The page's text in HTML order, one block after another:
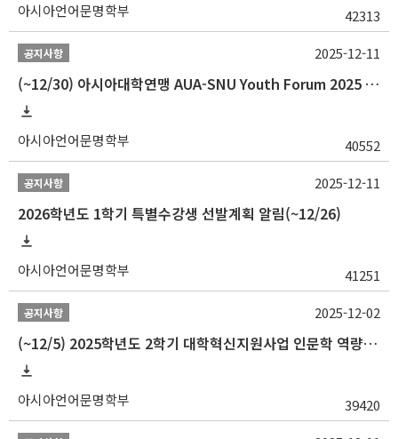
아시아언어문명학부 42313
공지사항
(~12/30) 아시아대학연맹 AUA-SNU Youth Forum 2025 참가자 선발 안내
아시아언어문명학부 40552
2025-12-11
공지사항
2026학년도 1학기 특별수강생 선발계획 알림(~12/26)
아시아언어문명학부 41251
2025-12-11
공지사항
(~12/5) 2025학년도 2학기 대학혁신지원사업 인문학 역량강화 국제학술대회 참가 경비 지원 안내(2차)
아시아언어문명학부 39420
2025-12-02